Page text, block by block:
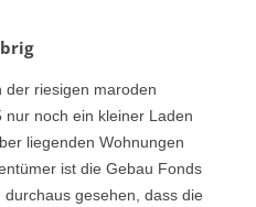
der riesigen maroden
nur noch ein kleiner Laden
liegenden Wohnungen
ist die Gebau Fonds
gesehen, dass die